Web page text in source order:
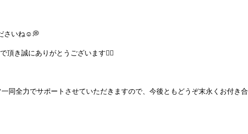
さいね☺💭
頂き誠にありがとうございます🙇‍♀️
同全力でサポートさせていただきますので、今後ともどうぞ末永くお付き合